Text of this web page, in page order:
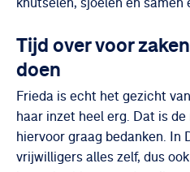
knutselen, sjoelen en samen
Tijd over voor
doen
Frieda is echt het gezicht
haar inzet heel erg. Dat is
hiervoor graag bedanken. In
vrijwilligers alles zelf, dus